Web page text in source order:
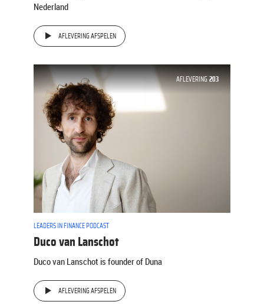
Nederland
AFLEVERING AFSPELEN
AFLEVERING 203
LEADERS IN FINANCE PODCAST
Duco van Lanschot
Duco van Lanschot is founder of Duna
AFLEVERING AFSPELEN